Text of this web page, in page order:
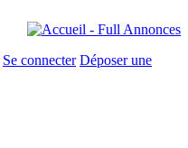
Se connecter Déposer une